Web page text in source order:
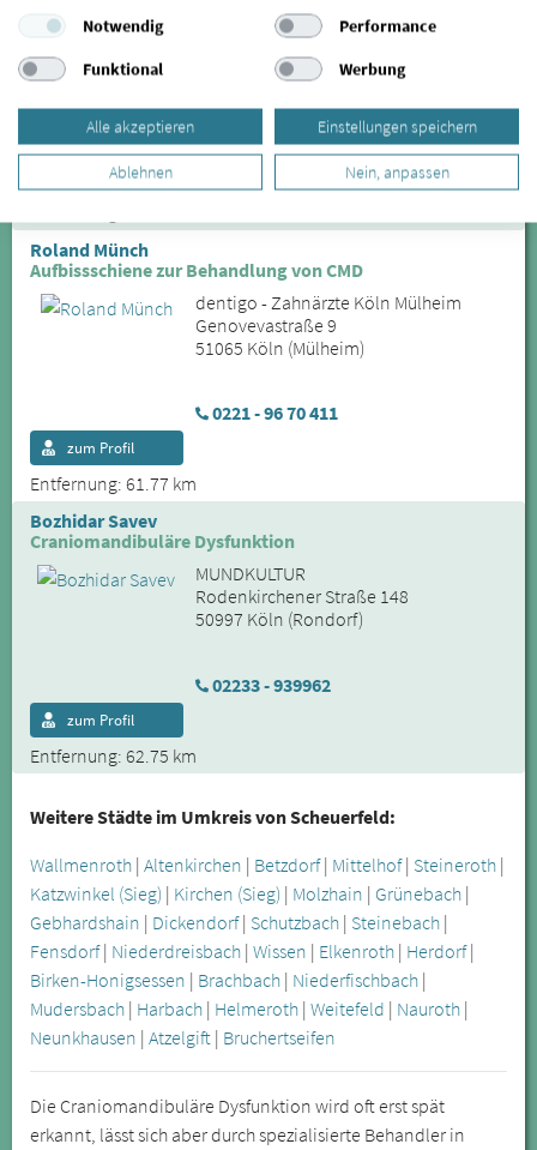
dentigo - Zahnärzte Köln Mülheim
Genovevastraße 9
51065 Köln (Mülheim)
0221 - 96 70 411
zum Profil
Roland Münch
Aufbissschiene zur Behandlung von CMD
dentigo - Zahnärzte Köln Mülheim
Genovevastraße 9
51065 Köln (Mülheim)
0221 - 96 70 411
Entfernung: 61.77 km
zum Profil
Bozhidar Savev
Craniomandibuläre Dysfunktion
MUNDKULTUR
Rodenkirchener Straße 148
50997 Köln (Rondorf)
02233 - 939962
Entfernung: 62.75 km
zum Profil
Weitere Städte im Umkreis von Scheuerfeld:
Wallmenroth | Altenkirchen | Betzdorf| Mittelhof| Steineroth |
Katzwinkel (Sieg) | Kirchen (Sieg) | Molzhain | Grünebach |
Gebhardshain | Dickendorf| Schutzbach | Steinebach |
Fensdorf| Niederdreisbach | Wissen | Elkenroth | Herdorf|
Birken-Honigsessen | Brachbach | Niederfischbach |
Mudersbach | Harbach | Helmeroth | Weitefeld | Nauroth |
Neunkhausen | Atzelgift | Bruchertseifen
Die Craniomandibuläre Dysfunktion wird oft erst spät
erkannt, lässt sich aber durch spezialisierte Behandler in
Notwendig
Performance
Funktional
Werbung
Alle akzeptieren Einstellungen speichern
Ablehnen Nein, anpassen